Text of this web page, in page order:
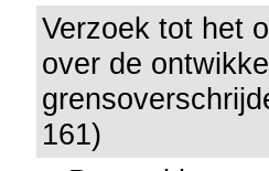
Verzoek tot het
over de
161)